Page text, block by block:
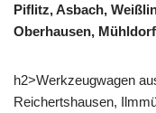
Piflitz, Asbach,
Oberhausen,
h2>Werkzeugwagen
Reichertshausen,